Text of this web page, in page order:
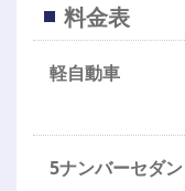
料金表
軽自動車
5ナンバーセダン